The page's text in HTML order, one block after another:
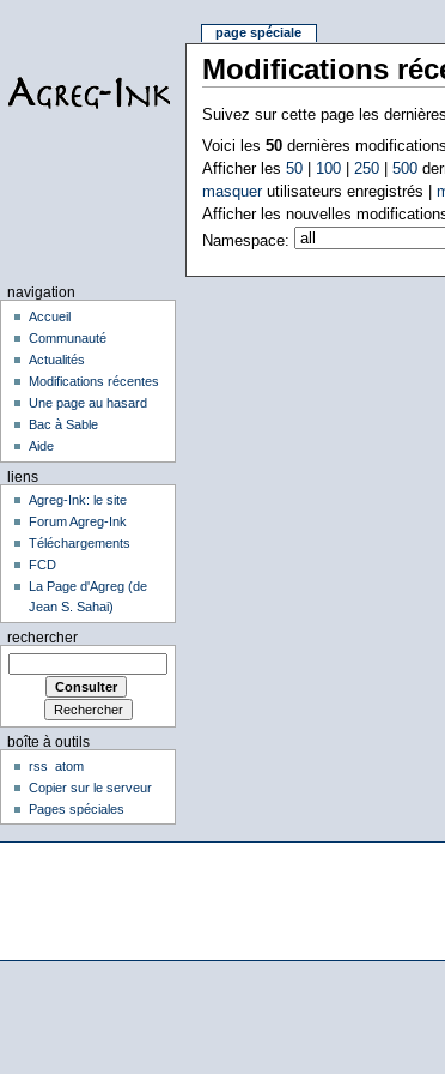
Modifications
Suivez sur cette page les
Voici les 50dernières
Afficher les 50| 100| 250| 500
masquerutilisateurs enregistrés |
Afficher les nouvelles
Namespace:
page spéciale
navigation
Accueil
Communauté
Actualités
Modifications récentes
Une page au hasard
Bac à Sable
Aide
liens
Agreg-Ink: le site
Forum Agreg-Ink
Téléchargements
FCD
La Page d'Agreg (de
Jean S. Sahai)
rechercher
boîte à outils
rss
atom
Copier sur le serveur
Pages spéciales